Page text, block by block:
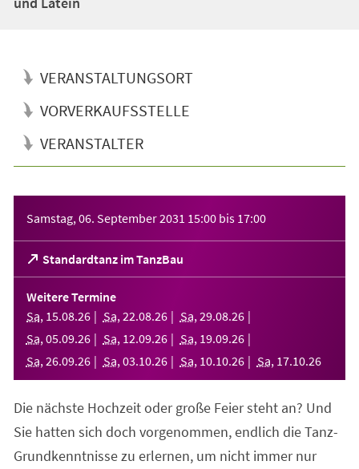
VERANSTALTUNGSORT
VORVERKAUFSSTELLE
VERANSTALTER
Samstag, 06. September 2031 15:00 bis 17:00
Standardtanz im TanzBau
(Öffnet
in
einem
neuen
Tab)
Weitere Termine
Sa, 15.08.26 Sa, 22.08.26 Sa, 29.08.26
Sa, 05.09.26 Sa, 12.09.26 Sa, 19.09.26
Sa, 26.09.26 Sa, 03.10.26 Sa, 10.10.26 Sa, 17.10.26
Die nächste Hochzeit oder große Feier steht an? Und
Sie hatten sich doch vorgenommen, endlich die Tanz-
Grundkenntnisse zu erlernen, um nicht immer nur